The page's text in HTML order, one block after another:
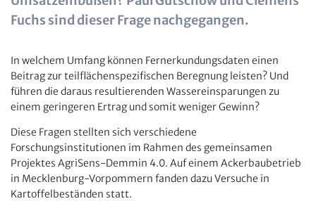
Fuchs sind dieser Frage nachgegangen.
In welchem Umfang können Fernerkundungsdaten einen
Beitrag zur teilflächenspezifischen Beregnung leisten? Und
führen die daraus resultierenden Wassereinsparungen zu
einem geringeren Ertrag und somit weniger Gewinn?
Diese Fragen stellten sich verschiedene
Forschungsinstitutionen im Rahmen des gemeinsamen
Projektes AgriSens-Demmin 4.0. Auf einem Ackerbaubetrieb
in Mecklenburg-Vorpommern fanden dazu Versuche in
Kartoffelbeständen statt.